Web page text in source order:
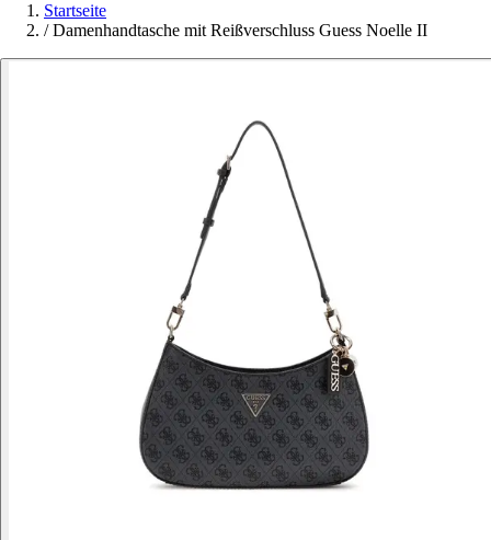
Startseite
/ Damenhandtasche mit Reißverschluss Guess Noelle II